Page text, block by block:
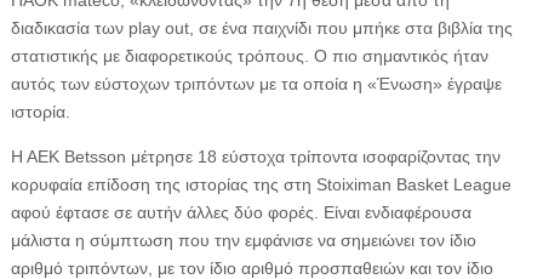
διαδικασία των play out, σε ένα παιχνίδι που μπήκε στα βιβλία της
στατιστικής με διαφορετικούς τρόπους. Ο πιο σημαντικός ήταν
αυτός των εύστοχων τριπόντων με τα οποία η «Ένωση» έγραψε
ιστορία.
Η ΑΕΚ Betsson μέτρησε 18 εύστοχα τρίποντα ισοφαρίζοντας την
κορυφαία επίδοση της ιστορίας της στη Stoiximan Basket League
αφού έφτασε σε αυτήν άλλες δύο φορές. Είναι ενδιαφέρουσα
μάλιστα η σύμπτωση που την εμφάνισε να σημειώνει τον ίδιο
αριθμό τριπόντων, με τον ίδιο αριθμό προσπαθειών και τον ίδιο